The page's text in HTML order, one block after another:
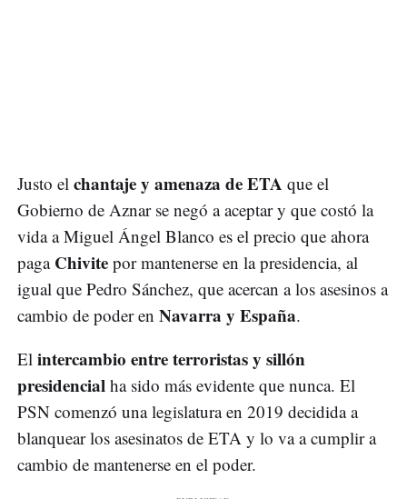
Justo el chantaje y amenaza de ETA que el
Gobierno de Aznar se negó a aceptar y que costó la
vida a Miguel Ángel Blanco es el precio que ahora
paga Chivite por mantenerse en la presidencia, al
igual que Pedro Sánchez, que acercan a los asesinos a
cambio de poder en Navarra y España.
El intercambio entre terroristas y sillón
presidencial ha sido más evidente que nunca. El
PSN comenzó una legislatura en 2019 decidida a
blanquear los asesinatos de ETA y lo va a cumplir a
cambio de mantenerse en el poder.